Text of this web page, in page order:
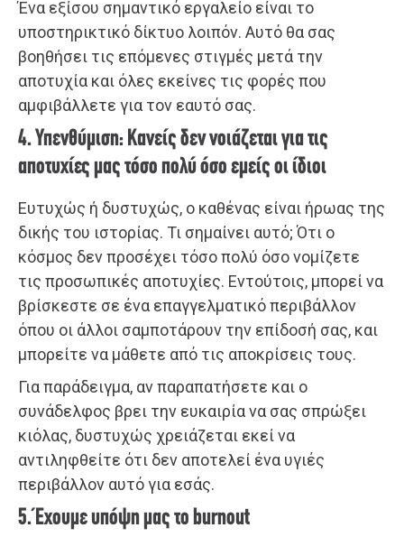
Ένα εξίσου σημαντικό εργαλείο είναι το
υποστηρικτικό δίκτυο λοιπόν. Αυτό θα σας
βοηθήσει τις επόμενες στιγμές μετά την
αποτυχία και όλες εκείνες τις φορές που
αμφιβάλλετε για τον εαυτό σας.
4. Υπενθύμιση: Κανείς δεν νοιάζεται για τις
αποτυχίες μας τόσο πολύ όσο εμείς οι ίδιοι
Ευτυχώς ή δυστυχώς, ο καθένας είναι ήρωας της
δικής του ιστορίας. Τι σημαίνει αυτό; Ότι ο
κόσμος δεν προσέχει τόσο πολύ όσο νομίζετε
τις προσωπικές αποτυχίες. Εντούτοις, μπορεί να
βρίσκεστε σε ένα επαγγελματικό περιβάλλον
όπου οι άλλοι σαμποτάρουν την επίδοσή σας, και
μπορείτε να μάθετε από τις αποκρίσεις τους.
Για παράδειγμα, αν παραπατήσετε και ο
συνάδελφος βρει την ευκαιρία να σας σπρώξει
κιόλας, δυστυχώς χρειάζεται εκεί να
αντιληφθείτε ότι δεν αποτελεί ένα υγιές
περιβάλλον αυτό για εσάς.
5. Έχουμε υπόψη μας το burnout